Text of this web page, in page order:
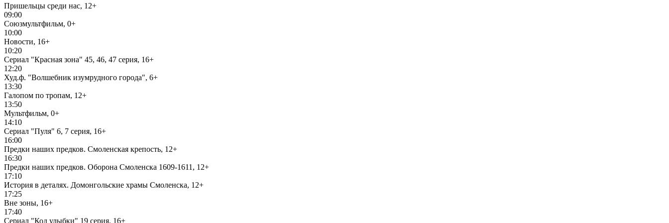
Пришельцы среди нас, 12+
09:00
Союзмультфильм, 0+
10:00
Новости, 16+
10:20
Сериал "Красная зона" 45, 46, 47 серия, 16+
12:20
Худ.ф. "Волшебник изумрудного города", 6+
13:30
Галопом по тропам, 12+
13:50
Мультфильм, 0+
14:10
Сериал "Пуля" 6, 7 серия, 16+
16:00
Предки наших предков. Смоленская крепость, 12+
16:30
Предки наших предков. Оборона Смоленска 1609-1611, 12+
17:10
История в деталях. Домонгольские храмы Смоленска, 12+
17:25
Вне зоны, 16+
17:40
Сериал "Код улыбки" 19 серия, 16+